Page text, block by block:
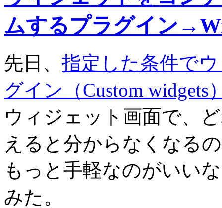
ムするプラグイン
先日、 指定した条件で
グイン（Custom widgets
ウィジェット画面で、
えると分からなくなる
もっと手軽なのがいい
みた。